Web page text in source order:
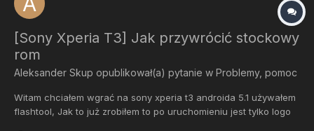
[Sony Xperia T3] Jak przywrócić stockowy
rom
Aleksander Skup opublikował(a) pytanie w Problemy, pomoc
Witam chciałem wgrać na sony xperia t3 androida 5.1 używałem
flashtool, Jak to już zrobiłem to po uruchomieniu jest tylko logo